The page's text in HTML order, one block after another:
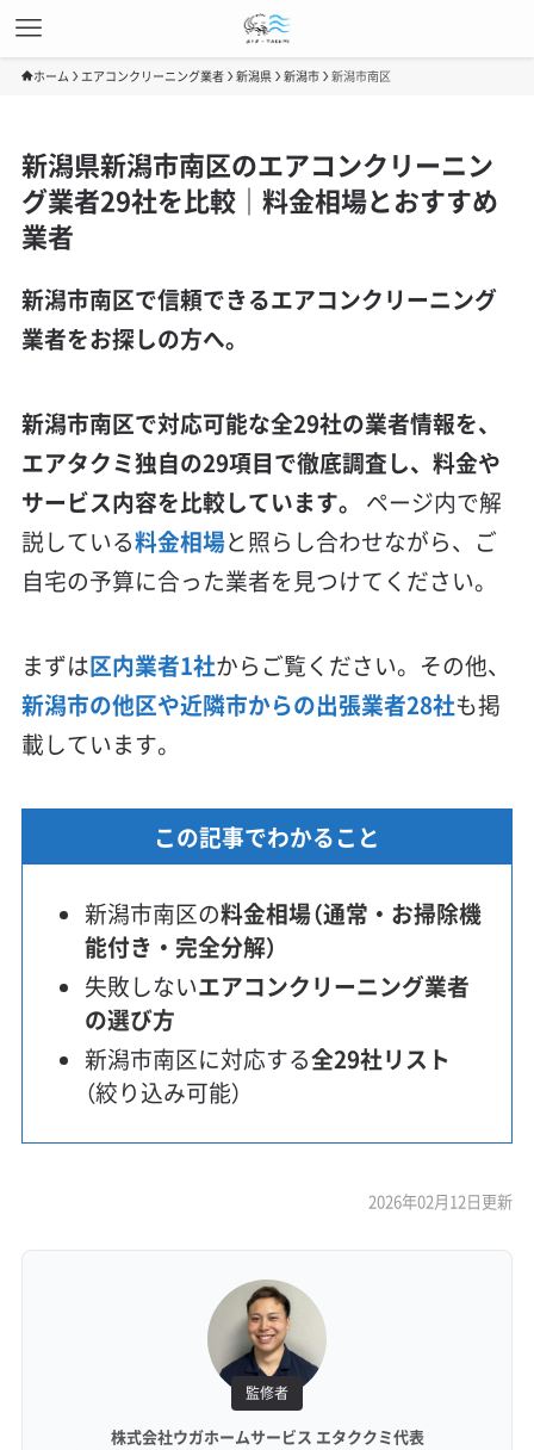
ホーム エアコンクリーニング業者 新潟県 新潟市 新潟市南区
新潟県新潟市南区のエアコンクリーニン
グ業者29社を比較｜料金相場とおすすめ
業者
新潟市南区で信頼できるエアコンクリーニング
業者をお探しの方へ。
新潟市南区で対応可能な全29社の業者情報を、
エアタクミ独自の29項目で徹底調査し、料金や
サービス内容を比較しています。
ページ内で解
説している料金相場と照らし合わせながら、ご
自宅の予算に合った業者を見つけてください。
まずは区内業者1社からご覧ください。その他、
新潟市の他区や近隣市からの出張業者28社も掲
載しています。
この記事でわかること
新潟市南区の料金相場（通常・お掃除機
能付き・完全分解）
失敗しないエアコンクリーニング業者
の選び方
新潟市南区に対応する全29社リスト
（絞り込み可能）
2026年02月12日更新
監修者
株式会社ウガホームサービス エタククミ代表